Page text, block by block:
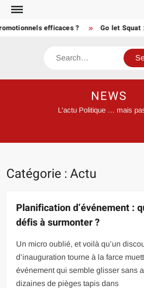
Skip
content efficaces ? Go let Squat :
Search
NEWS
L'actu Politique … mais
Catégorie :Actu
Planification d’événement :
défis à surmonter ?
Un micro oublié, et voilà qu’un
d’inauguration tourne à la farce
événement qui semble glisser sans
dizaines de pièges tapis dans